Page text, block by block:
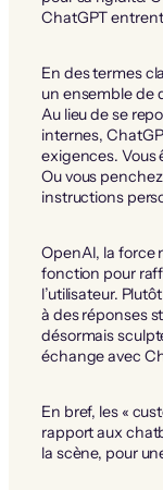
ChatGPT
En des termes
un ensemble de
Au lieu de se
internes,
exigences. Vous
Ou vous
instructions
OpenAI, la force
fonction pour
l’utilisateur.
à des réponses
désormais
échange avec
En bref, les «
rapport aux
la scène, pour